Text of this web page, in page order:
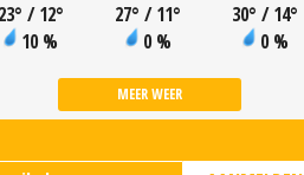
° / 12°
10 %
27° / 11°
0 %
30° / 14°
0 %
MEER WEER